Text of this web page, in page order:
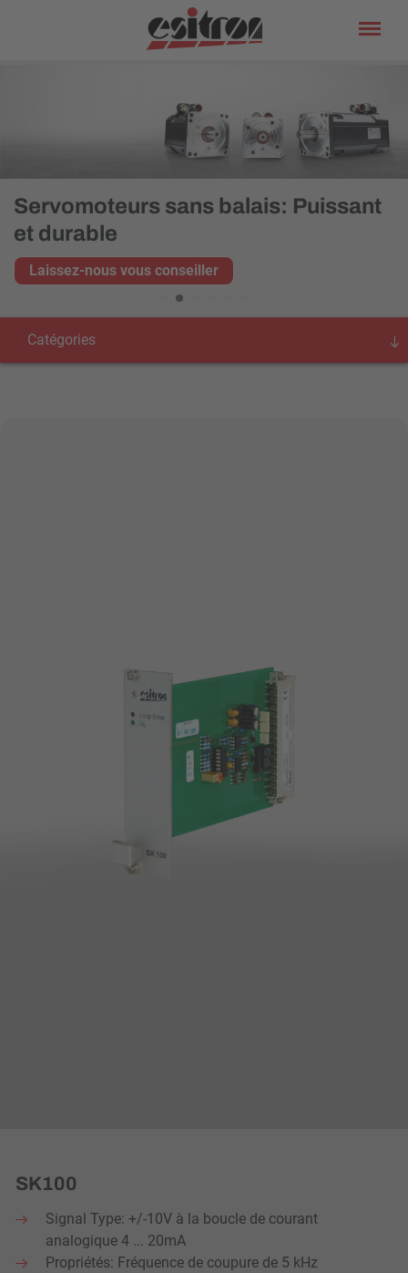
Servomoteurs sans balais: Puissant
et durable
Laissez-nous vous conseiller
Catégories
SK100
Signal Type: +/-10V à la boucle de courant
analogique 4 ... 20mA
Propriétés: Fréquence de coupure de 5 kHz